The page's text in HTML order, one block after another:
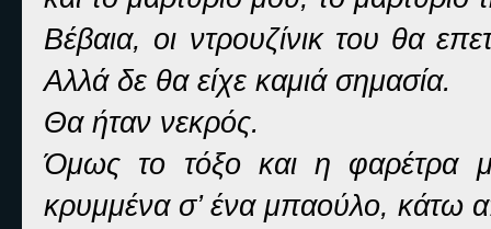
Βέβαια, οι ντρουζίνικ του θα
Αλλά δε θα είχε καμιά σημασία.
Θα ήταν νεκρός.
Όμως το τόξο και η φαρέτρα
κρυμμένα σ’ ένα μπαούλο, κάτω